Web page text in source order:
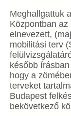
Meghallgattuk
Központban az
elnevezett,
mobilitási terv
később
hogy a
terveket
Budapest
bekövetkező